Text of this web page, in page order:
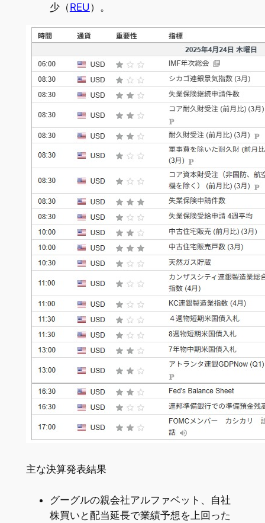
少（REU）。
主な決算発表結果
グーグルの親会社アルファベット、自社
株買いと配当延長で業績予想を上回った